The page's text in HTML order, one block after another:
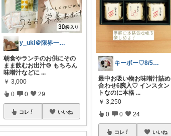
y_uki＠限界一人暮らしの時短ごはん
朝食やランチのお供にその
まま飲むお出汁🍲 もちろん
味噌汁などに ...
￥ 3,000
0 0 29
コレ いいね
キーボー♡8/5経由購入感謝です💐
最中お吸い物お味噌汁詰め
合わせ6腕入♡ インスタン
トなのに本格 ...
￥ 3,250
0 0 24
コレ いいね